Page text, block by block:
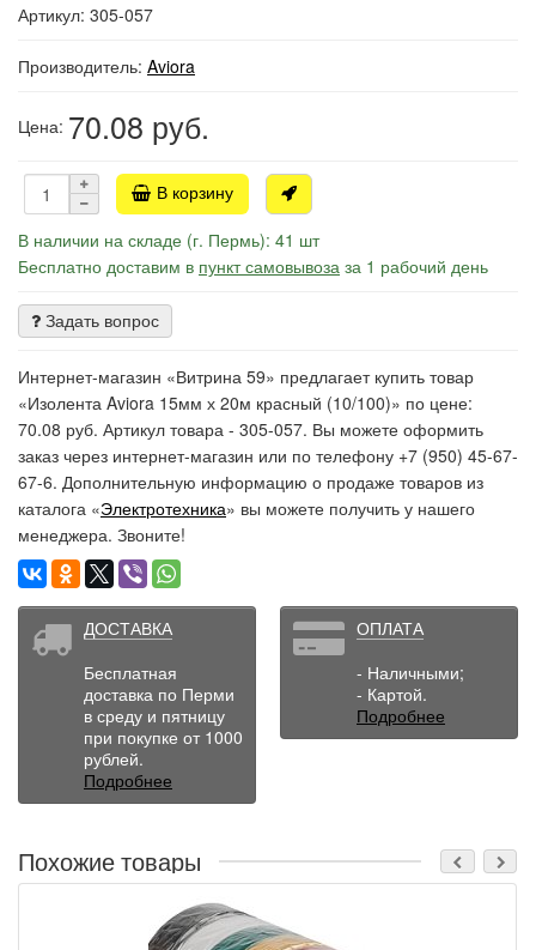
Артикул: 305-057
Производитель: Aviora
Цена: 70.08 руб.
В корзину
В наличии на складе (г. Пермь): 41 шт
Бесплатно доставим в пункт самовывоза за 1 рабочий день
Задать вопрос
Интернет-магазин «Витрина 59» предлагает купить товар
«Изолента Aviora 15мм х 20м красный (10/100)» по цене:
70.08 руб. Артикул товара - 305-057. Вы можете оформить
заказ через интернет-магазин или по телефону +7 (950) 45-67-
67-6. Дополнительную информацию о продаже товаров из
каталога «Электротехника» вы можете получить у нашего
менеджера. Звоните!
ДОСТАВКА
Бесплатная
доставка по Перми
в среду и пятницу
при покупке от 1000
рублей.
Подробнее
ОПЛАТА
- Наличными;
- Картой.
Подробнее
Похожие товары